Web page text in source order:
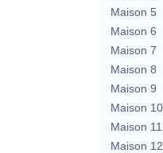
Maison 5
Maison 6
Maison 7
Maison 8
Maison 9
Maison 10
Maison 11
Maison 12